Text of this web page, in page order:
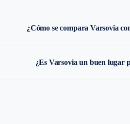
¿Cómo se compara Varsovia
¿Es Varsovia un buen lugar